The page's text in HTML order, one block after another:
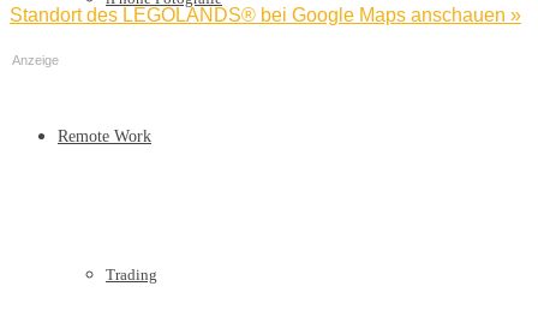
Remote Work
Trading
Standort des LEGOLANDS® bei Google Maps anschauen »
Anzeige